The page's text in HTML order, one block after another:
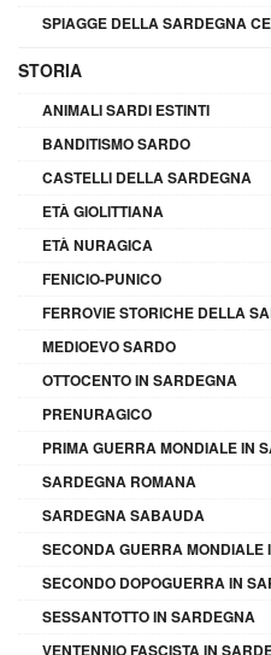
SPIAGGE DELLA SARDEGNA
STORIA
ANIMALI SARDI ESTINTI
BANDITISMO SARDO
CASTELLI DELLA SARDEGNA
ETÀ GIOLITTIANA
ETÀ NURAGICA
FENICIO-PUNICO
FERROVIE STORICHE DELLA
MEDIOEVO SARDO
OTTOCENTO IN SARDEGNA
PRENURAGICO
PRIMA GUERRA MONDIALE IN
SARDEGNA ROMANA
SARDEGNA SABAUDA
SECONDA GUERRA MONDIALE
SECONDO DOPOGUERRA IN
SESSANTOTTO IN SARDEGNA
VENTENNIO FASCISTA IN